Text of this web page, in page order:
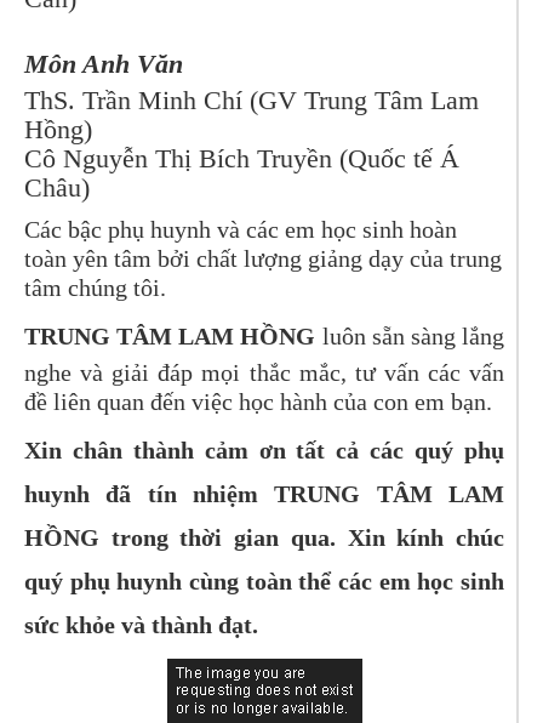
Môn Anh Văn
ThS. Trần Minh Chí (GV Trung Tâm Lam
Hồng)
Cô Nguyễn Thị Bích Truyền (Quốc tế Á
Châu)
Các bậc phụ huynh và các em học sinh hoàn
toàn yên tâm bởi chất lượng giảng dạy của trung
tâm chúng tôi.
TRUNG TÂM LAM HỒNG luôn sẵn sàng lắng
nghe và giải đáp mọi thắc mắc, tư vấn các vấn
đề liên quan đến việc học hành của con em bạn.
Xin chân thành cảm ơn tất cả các quý phụ
huynh đã tín nhiệm TRUNG TÂM LAM
HỒNG trong thời gian qua. Xin kính chúc
quý phụ huynh cùng toàn thể các em học sinh
sức khỏe và thành đạt.